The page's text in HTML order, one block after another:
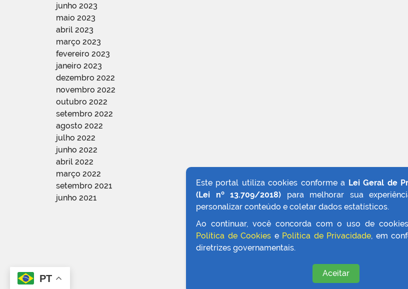
Este portal utiliza cookies conforme a Lei Geral de
(Lei nº 13.709/2018) para melhorar sua
personalizar conteúdo e coletar dados estatísticos.
Ao continuar, você concorda com o uso de
Política de Cookies e Política de Privacidade, em
diretrizes governamentais.
Aceitar
junho 2023
maio 2023
abril 2023
março 2023
fevereiro 2023
janeiro 2023
dezembro 2022
novembro 2022
outubro 2022
setembro 2022
agosto 2022
julho 2022
junho 2022
abril 2022
março 2022
setembro 2021
junho 2021
PT